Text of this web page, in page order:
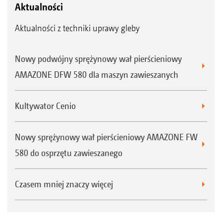
Aktualności
Aktualności z techniki uprawy gleby
Nowy podwójny sprężynowy wał pierścieniowy
AMAZONE DFW 580 dla maszyn zawieszanych
Kultywator Cenio
Nowy sprężynowy wał pierścieniowy AMAZONE FW
580 do osprzętu zawieszanego
Czasem mniej znaczy więcej